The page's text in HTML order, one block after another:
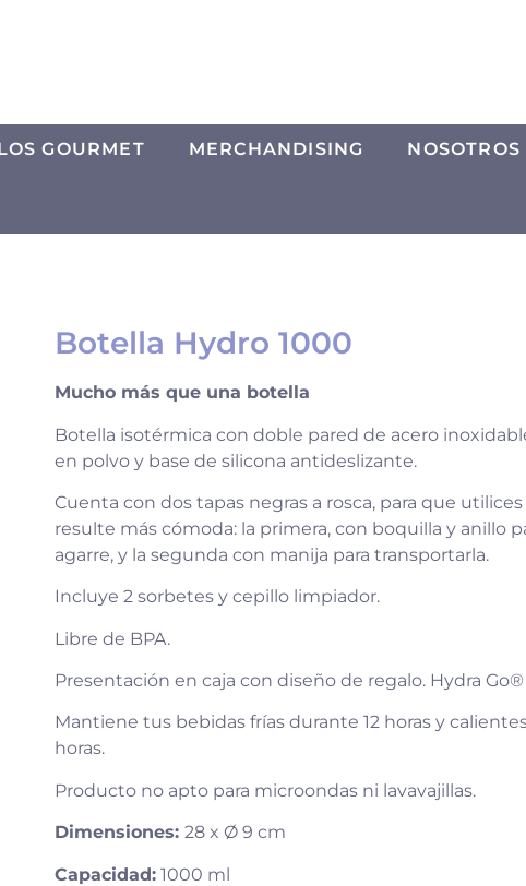
GOURMET MERCHANDISING NOSOTROS
Botella Hydro 1000
Mucho más que una botella
Botella isotérmica con doble pared de acero
en polvo y base de silicona antideslizante.
Cuenta con dos tapas negras a rosca, para que
resulte más cómoda: la primera, con boquilla y anillo
agarre, y la segunda con manija para transportarla.
Incluye 2 sorbetes y cepillo limpiador.
Libre de BPA.
Presentación en caja con diseño de regalo. Hydra Go®
Mantiene tus bebidas frías durante 12 horas y
horas.
Producto no apto para microondas ni lavavajillas.
Dimensiones: 28 x Ø 9 cm
Capacidad: 1000 ml